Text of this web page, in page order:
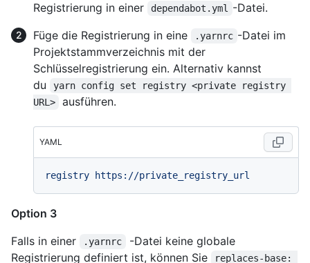
Registrierung in einer
dependabot.yml
-Datei.
Füge die Registrierung in eine
.yarnrc -Datei im
Projektstammverzeichnis mit der
Schlüsselregistrierung ein. Alternativ kannst
du
yarn config set registry <private registry
URL>
ausführen.
YAML
registry https://private_registry_url
Option 3
Falls in einer
.yarnrc
-Datei keine globale
Registrierung definiert ist, können Sie
replaces-base: